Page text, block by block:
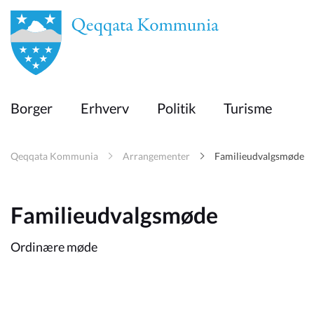
en
Borger
Erhverv
Politik
Turisme
Borger Erhverv Politik Turisme
Qeqqata Kommunia Arrangementer Familieudvalgsmøde
Familieudvalgsmøde
Ordinære møde